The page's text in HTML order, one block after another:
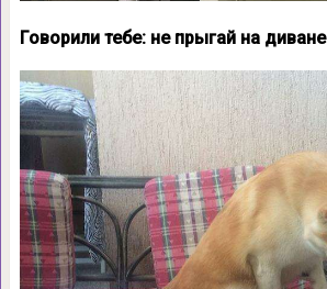
Говорили тебе: не прыгай на диване